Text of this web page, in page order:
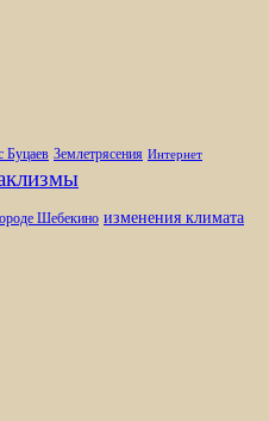
Буцаев Землетрясения Интернет
Шебекино изменения климата